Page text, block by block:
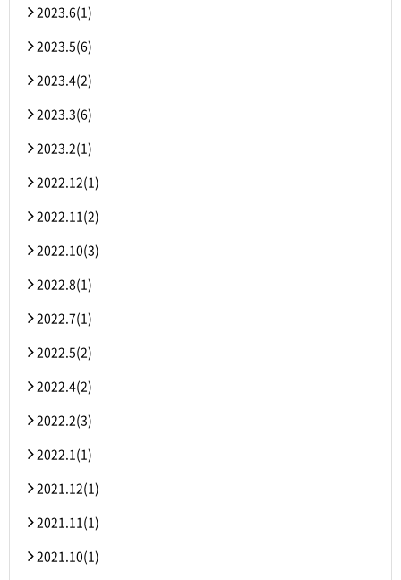
2023.6(1)
2023.5(6)
2023.4(2)
2023.3(6)
2023.2(1)
2022.12(1)
2022.11(2)
2022.10(3)
2022.8(1)
2022.7(1)
2022.5(2)
2022.4(2)
2022.2(3)
2022.1(1)
2021.12(1)
2021.11(1)
2021.10(1)